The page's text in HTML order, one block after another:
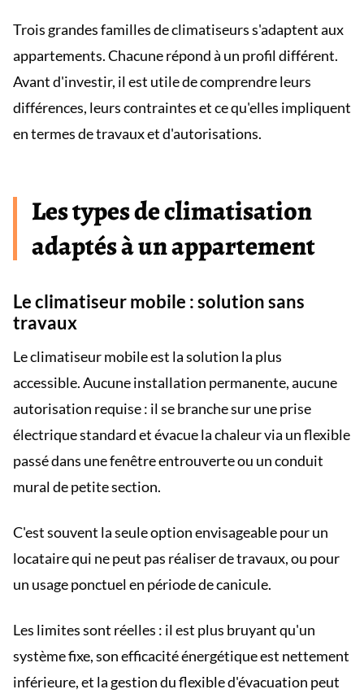
Trois grandes familles de climatiseurs s'adaptent aux
appartements. Chacune répond à un profil différent.
Avant d'investir, il est utile de comprendre leurs
différences, leurs contraintes et ce qu'elles impliquent
en termes de travaux et d'autorisations.
Les types de climatisation
adaptés à un appartement
Le climatiseur mobile : solution sans
travaux
Le climatiseur mobile est la solution la plus
accessible. Aucune installation permanente, aucune
autorisation requise : il se branche sur une prise
électrique standard et évacue la chaleur via un flexible
passé dans une fenêtre entrouverte ou un conduit
mural de petite section.
C'est souvent la seule option envisageable pour un
locataire qui ne peut pas réaliser de travaux, ou pour
un usage ponctuel en période de canicule.
Les limites sont réelles : il est plus bruyant qu'un
système fixe, son efficacité énergétique est nettement
inférieure, et la gestion du flexible d'évacuation peut